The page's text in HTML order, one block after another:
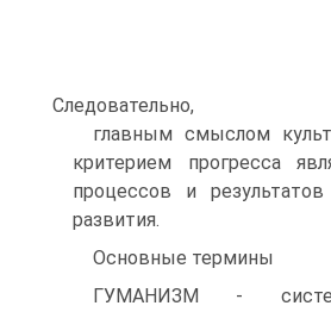
Следовательно,
главным смыслом
критерием прогресса
процессов и
развития.
Основные термины
ГУМАНИЗМ -